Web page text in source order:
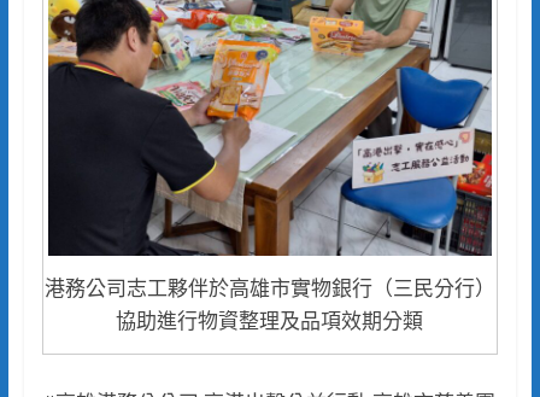
港務公司志工夥伴於高雄市實物銀行（三民分行）
協助進行物資整理及品項效期分類